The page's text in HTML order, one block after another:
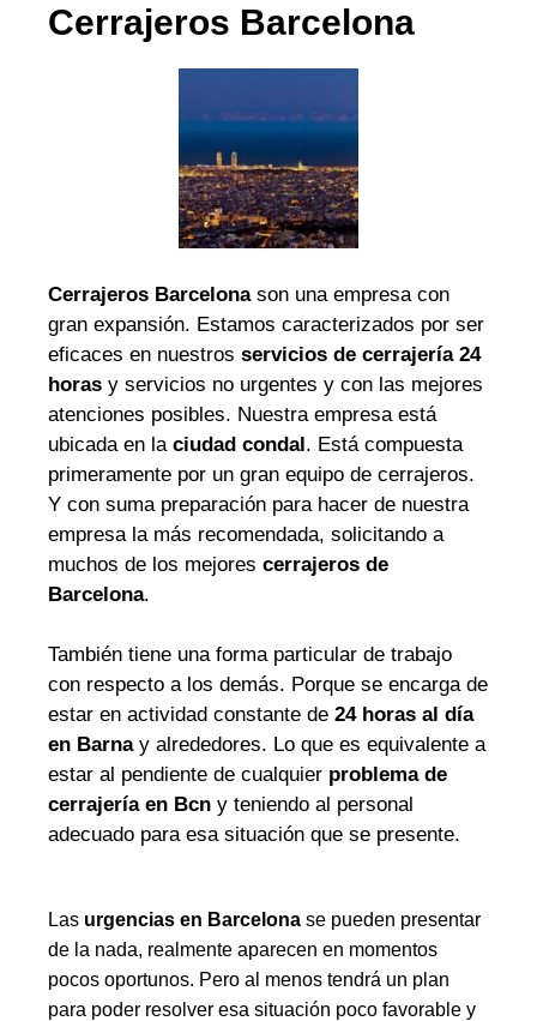
Cerrajeros Barcelona
Cerrajeros Barcelonason una empresa con
gran expansión. Estamos caracterizados por ser
eficaces en nuestros servicios de cerrajería 24
horas y servicios no urgentes y con las mejores
atenciones posibles. Nuestra empresa está
ubicada en laciudad condal. Está compuesta
primeramente por un gran equipo de cerrajeros.
Y con suma preparación para hacer de nuestra
empresa la más recomendada, solicitando a
muchos de los mejores cerrajeros de
Barcelona.
También tiene una forma particular de trabajo
con respecto a los demás. Porque se encarga de
estar en actividad constante de 24 horas al día
en Barnay alrededores. Lo que es equivalente a
estar al pendiente de cualquier problema de
cerrajería en Bcn y teniendo al personal
adecuado para esa situación que se presente.
Las urgencias en Barcelona se pueden presentar
de la nada, realmente aparecen en momentos
pocos oportunos. Pero al menos tendrá un plan
para poder resolver esa situación poco favorable y